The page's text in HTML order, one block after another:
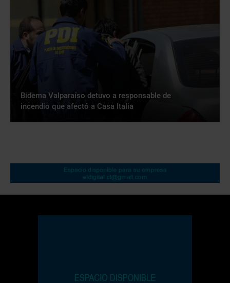
Bidema Valparaíso detuvo a responsable de
incendio que afectó a Casa Italia